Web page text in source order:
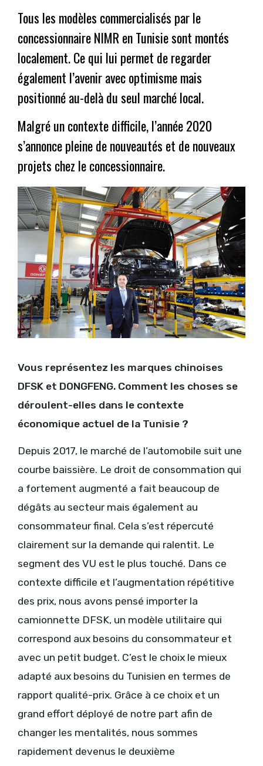
Tous les modèles commercialisés par le
concessionnaire NIMR en Tunisie sont montés
localement. Ce qui lui permet de regarder
également l’avenir avec optimisme mais
positionné au-delà du seul marché local.
Malgré un contexte difficile, l’année 2020
s’annonce pleine de nouveautés et de nouveaux
projets chez le concessionnaire.
Vous représentez les marques chinoises
DFSK et DONGFENG. Comment les choses se
déroulent-elles dans le contexte
économique actuel de la Tunisie ?
Depuis 2017, le marché de l’automobile suit une
courbe baissière. Le droit de consommation qui
a fortement augmenté a fait beaucoup de
dégâts au secteur mais également au
consommateur final. Cela s’est répercuté
clairement sur la demande qui ralentit. Le
segment des VU est le plus touché. Dans ce
contexte difficile et l’augmentation répétitive
des prix, nous avons pensé importer la
camionnette DFSK, un modèle utilitaire qui
correspond aux besoins du consommateur et
avec un petit budget. C’est le choix le mieux
adapté aux besoins du Tunisien en termes de
rapport qualité-prix. Grâce à ce choix et un
grand effort déployé de notre part afin de
changer les mentalités, nous sommes
rapidement devenus le deuxième